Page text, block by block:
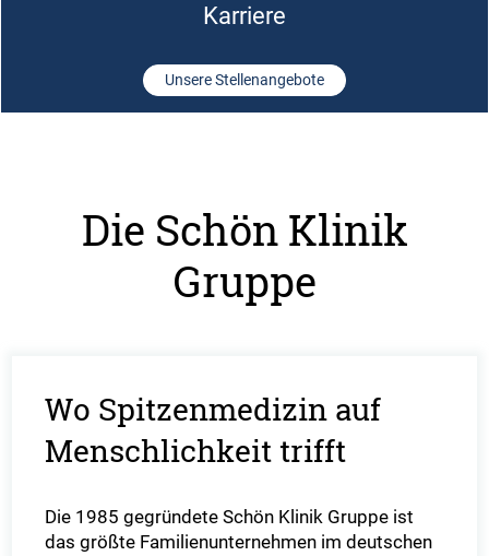
Karriere
Unsere Stellenangebote
Die Schön Klinik
Gruppe
Wo Spitzenmedizin auf
Menschlichkeit trifft
Die 1985 gegründete Schön Klinik Gruppe ist
das größte Familienunternehmen im deutschen